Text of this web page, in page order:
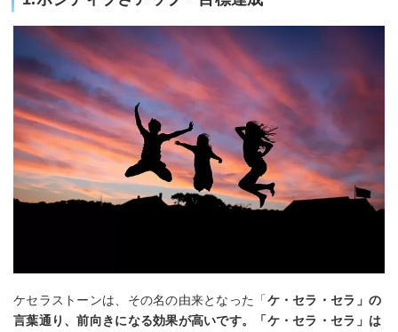
ケセラストーンは、その名の由来となった「ケ・セラ・セラ」の
言葉通り、前向きになる効果が高いです。「ケ・セラ・セラ」は